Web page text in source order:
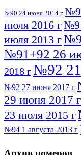
№90 24 июня 2014 г
июля 2016 г
июля 2013 г
№91+92 26
2018 г№92
№92 27 июня 2017 г
29 июня 2017 г
23 июля 2015 г
№94 1 августа 2013 г